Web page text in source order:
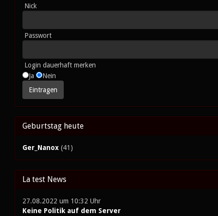
Nick
Passwort
Login dauerhaft merken
Ja
Nein
Geburtstag heute
Ger_Nanox (41)
La test News
27.08.2022 um 10:32 Uhr
Keine Politik auf dem Server